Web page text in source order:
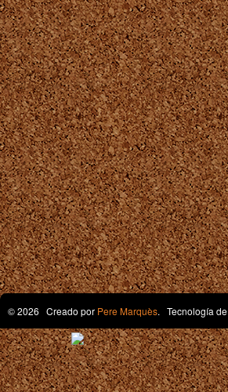
© 2026 Creado por Pere Marquès. Tecnología de